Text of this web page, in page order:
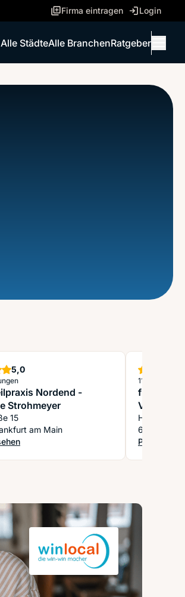
Firma eintragen Login
Alle StädteAlle BranchenRatgeber
5,0Sterne
Nordend -
Strohmeyer
15
am Main
Nordend - Christine Strohmeyer
11
fluvius
Volker
60529
Profil
: fluvius